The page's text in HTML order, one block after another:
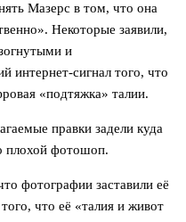
Мазерс в том, что она
Некоторые заявили,
и
интернет-сигнал того, что
«подтяжка» талии.
правки задели куда
плохой фотошоп.
фотографии заставили её
что её «талия и живот